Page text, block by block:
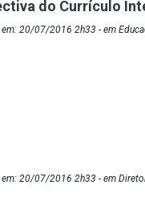
do Currículo
20/07/2016 2h33 - em
20/07/2016 2h33 - em